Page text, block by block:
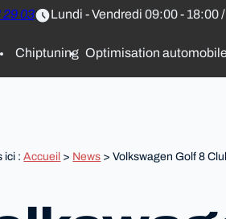
29 03 Lundi - Vendredi 09:00 -
Chiptuning Optimisation automobile
ici : Accueil > News > Volkswagen Golf 8
des cookies